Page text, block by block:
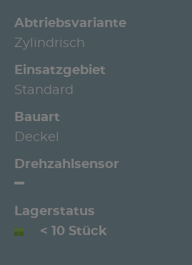
Abtriebsvariante
Zylindrisch
Einsatzgebiet
Standard
Bauart
Deckel
Drehzahlsensor
Lagerstatus
< 10 Stück